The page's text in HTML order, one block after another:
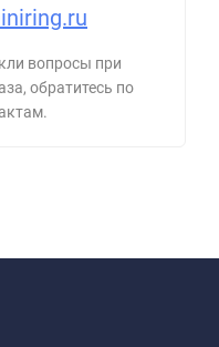
вопросы при
обратитесь по